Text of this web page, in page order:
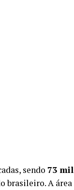
sendo 73 mil
brasileiro. A área